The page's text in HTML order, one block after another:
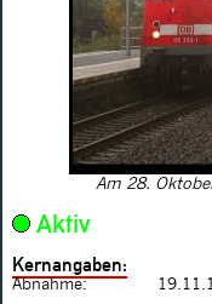
Am 28.
Aktiv
Kernangaben:
Abnahme: